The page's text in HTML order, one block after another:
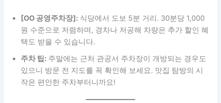
[OO 공영주차장]: 식당에서 도보 5분 거리. 30분당 1,000
원 수준으로 저렴하며, 경차나 저공해 차량은 추가 할인 혜
택도 받을 수 있습니다.
주차 팁: 주말에는 근처 관공서 주차장이 개방되는 경우도
있으니 방문 전 지도를 꼭 확인해 보세요. 맛집 탐방의 시
작은 편안한 주차부터니까요!